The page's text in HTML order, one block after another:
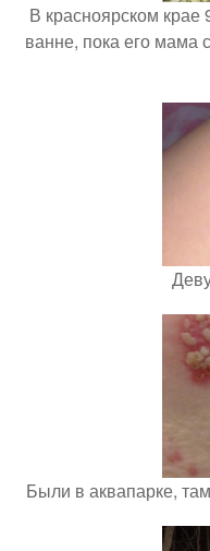
В красноярском
ванне, пока его мама
Были в аквапарке,